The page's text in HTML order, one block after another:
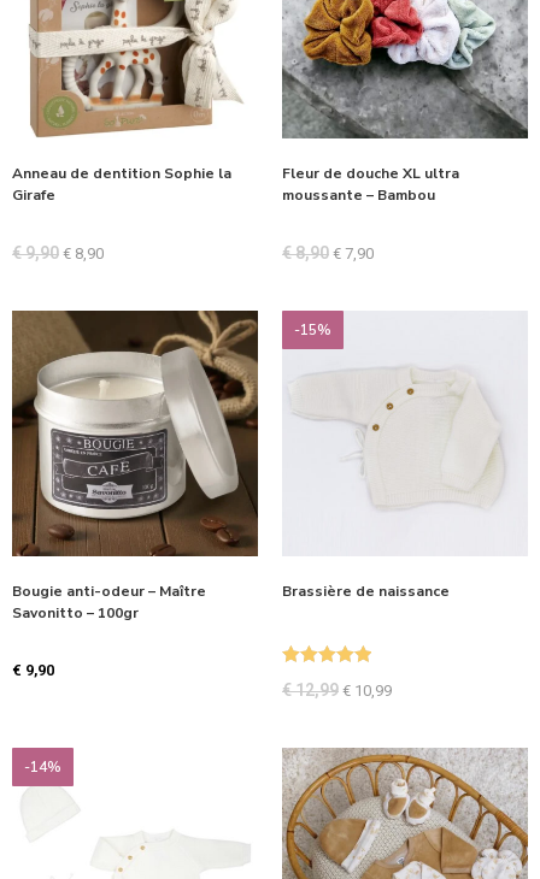
Anneau de dentition Sophie la
Girafe
€9,90 € 8,90
Fleur de douche XL ultra
moussante – Bambou
€8,90 € 7,90
Bougie anti-odeur – Maître
Savonitto – 100gr
€ 9,90
-15%
Brassière de naissance
€12,99 € 10,99
-14%